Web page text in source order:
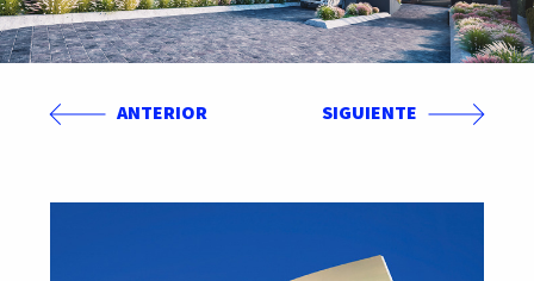
ANTERIOR SIGUIENTE